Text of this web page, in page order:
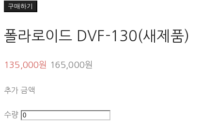
구매하기
폴라로이드 DVF-130(새제품)
135,000원 165,000원
추가 금액
수량